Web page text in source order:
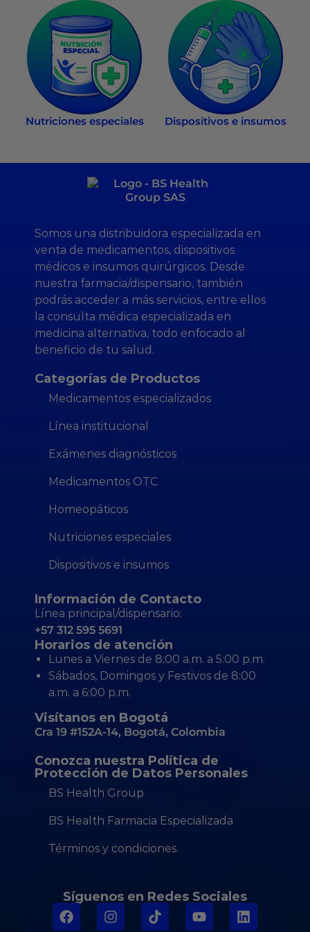
Nutriciones especiales Dispositivos e insumos
Somos una distribuidora especializada en
venta de medicamentos, dispositivos
médicos e insumos quirúrgicos. Desde
nuestra farmacia/dispensario, también
podrás acceder a más servicios, entre ellos
la consulta médica especializada en
medicina alternativa, todo enfocado al
beneficio de tu salud.
Categorías de Productos
Medicamentos especializados
Línea institucional
Exámenes diagnósticos
Medicamentos OTC
Homeopáticos
Nutriciones especiales
Dispositivos e insumos
Información de Contacto
Línea principal/dispensario:
+57 312 595 5691
Horarios de atención
Lunes a Viernes de 8:00 a.m. a 5:00 p.m.
Sábados, Domingos y Festivos de 8:00
a.m. a 6:00 p.m.
Visítanos en Bogotá
Cra 19 #152A-14, Bogotá, Colombia
Conozca nuestra Política de
Protección de Datos Personales
BS Health Group
BS Health Farmacia Especializada
Términos y condiciones
Síguenos en Redes Sociales